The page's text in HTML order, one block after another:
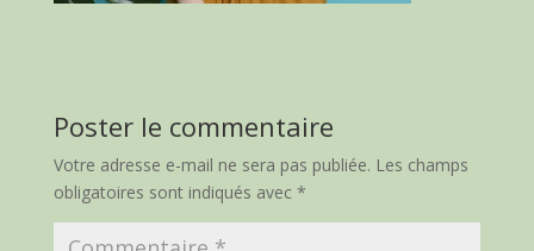
Poster le commentaire
Votre adresse e-mail ne sera pas publiée. Les champs
obligatoires sont indiqués avec *